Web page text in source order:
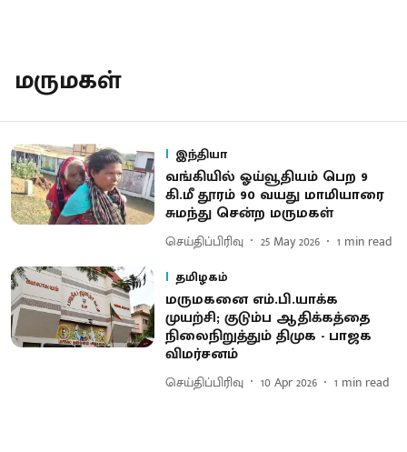
மருமகள்
இந்தியா
வங்கியில் ஓய்வூதியம் பெற 9
கி.மீ தூரம் 90 வயது மாமியாரை
சுமந்து சென்ற மருமகள்
செய்திப்பிரிவு 25 May 2026 1 min read
தமிழகம்
மருமகனை எம்.பி.யாக்க
முயற்சி; குடும்ப ஆதிக்கத்தை
நிலைநிறுத்தும் திமுக - பாஜக
விமர்சனம்
செய்திப்பிரிவு 10 Apr 2026 1 min read